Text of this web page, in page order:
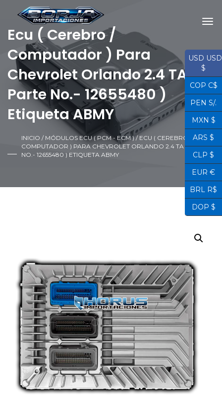
Ecu ( Cerebro /
Computador ) Para
Chevrolet Orlando 2.4 TA (
Parte No.- 12655480 )
Etiqueta ABMY
INICIO / MÓDULOS ECU ( PCM - ECM )/ ECU ( CEREBRO /
COMPUTADOR ) PARA CHEVROLET ORLANDO 2.4 TA ( PARTE
NO.- 12655480 ) ETIQUETA ABMY
USD USD
$
COP C$
PEN S/.
MXN $
ARS $
CLP $
EUR €
BRL R$
DOP $